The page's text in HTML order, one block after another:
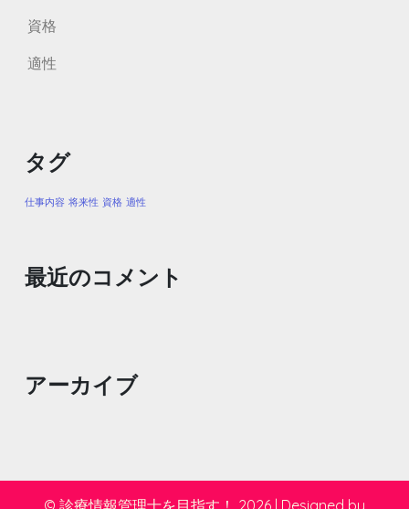
資格
適性
タグ
仕事内容 将来性 資格 適性
最近のコメント
アーカイブ
© 診療情報管理士を目指す！ 2026 Designed by